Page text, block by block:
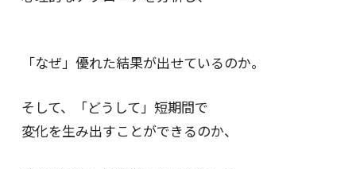
「なぜ」優れた結果が出せているのか。
そして、「どうして」短期間で
変化を生み出すことができるのか、